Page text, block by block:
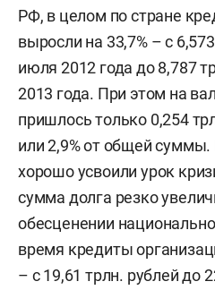
РФ, в целом по стране
выросли на 33,7% – с
июля 2012 года до 8,787
2013 года. При этом на
пришлось только 0,254
или 2,9% от общей
хорошо усвоили урок
сумма долга резко
обесценении
время кредиты
– с 19,61 трлн. рублей до